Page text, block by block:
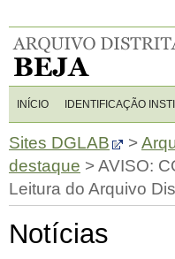
INÍCIO IDENTIFICAÇÃO
Sites DGLAB >
destaque >AVISO:
Leitura do Arquivo
Notícias